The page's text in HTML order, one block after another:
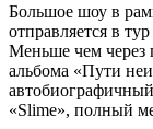
Большое шоу в
отправляется в
Меньше чем через
альбома «Пути
«Slime», полный